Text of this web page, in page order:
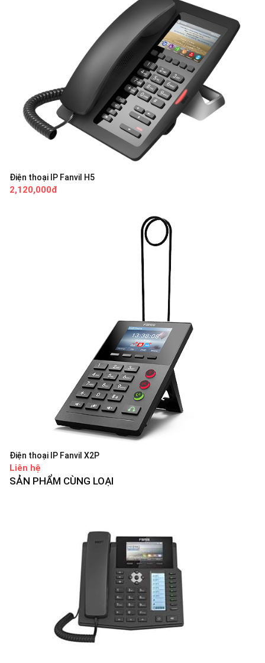
Điện thoại IP Fanvil H5
2,120,000đ
Điện thoại IP Fanvil X2P
Liên hệ
SẢN PHẨM CÙNG LOẠI